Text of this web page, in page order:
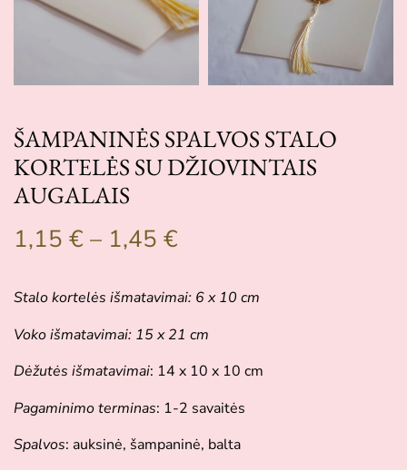
ŠAMPANINĖS SPALVOS STALO
KORTELĖS SU DŽIOVINTAIS
AUGALAIS
1,15 € – 1,45 €
Stalo kortelės išmatavimai: 6 x 10 cm
Voko išmatavimai: 15 x 21 cm
Dėžutės išmatavimai: 14 x 10 x 10 cm
Pagaminimo terminas: 1-2 savaitės
Spalvos: auksinė, šampaninė, balta